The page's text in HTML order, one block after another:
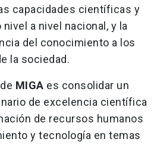
capacidades científicas y
a nivel nacional, y la
del conocimiento a los
la sociedad.
MIGA es consolidar un
de excelencia científica
de recursos humanos
y tecnología en temas